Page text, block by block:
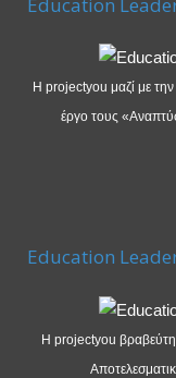
Education
Η projectyou μαζί με
έργο τους
Education
Η projectyou